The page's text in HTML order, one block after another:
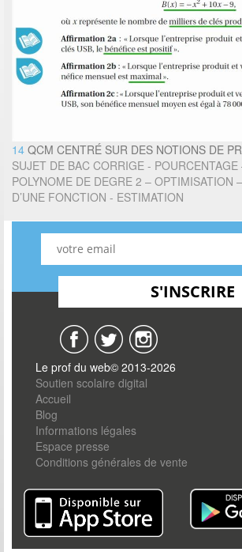
14 QCM CENTRÉ SUR DES NOTIONS DE
SUJET DE BAC CORRIGE - POURCENTAGE
POLYNOME DE DEGRE 2 – OPTIMISATION
D’UNE FONCTION - ESTIMATION
Le prof du web© 2013-2026
Soutien scolaire digital
Accueil
Blog
Informations légales
Espace presse
Conditions générales de vente